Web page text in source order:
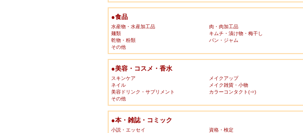
●食品
水産物・水産加工品 肉・肉加工品
麺類
キムチ・漬け物・梅干し
乾物・粉類
パン・ジャム
その他
●美容・コスメ・香水
スキンケア メイクアップ
ネイル
メイク雑貨・小物
美容ドリンク・サプリメント
カラーコンタクト(⇒)
その他
●本・雑誌・コミック
小説・エッセイ 資格・検定